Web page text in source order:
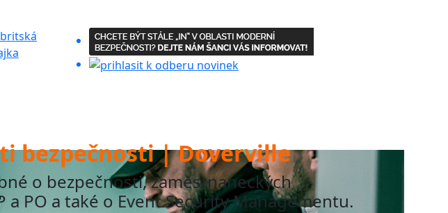
bezpečnosti | Doverville
o bezpečnosti, zaměstnaneckých
a PO a také o Event Security Managementu.